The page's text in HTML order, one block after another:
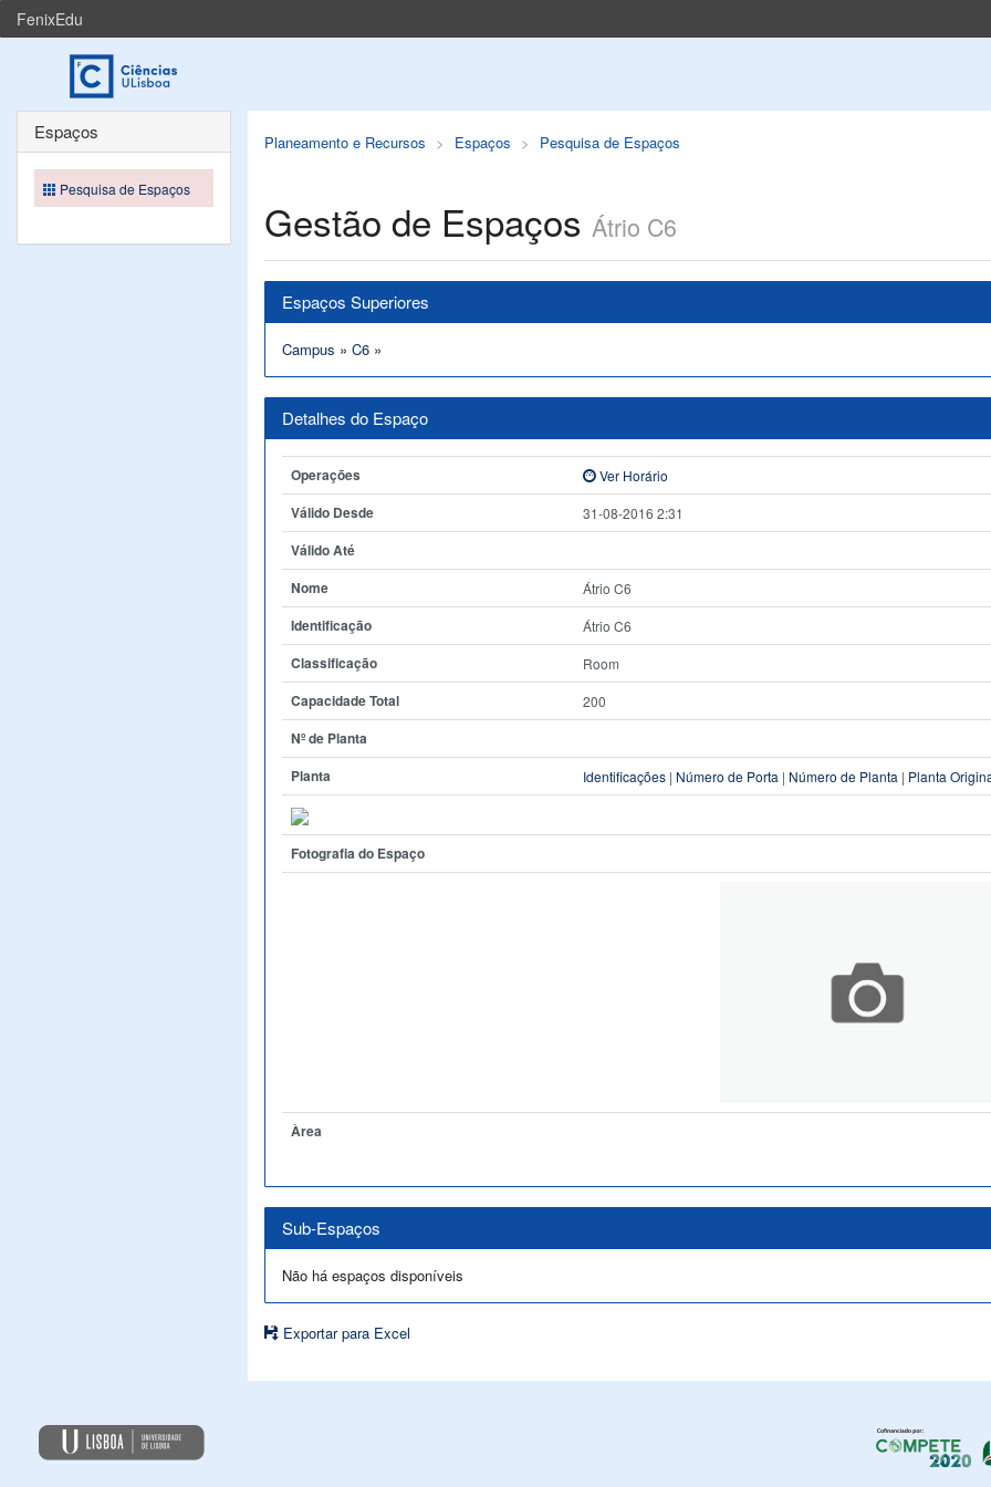
FenixEdu
Planeamento e Recursos Espaços Pesquisa de Espaços
Gestão de Espaços Átrio C6
Espaços Superiores
Campus » C6 »
Detalhes do Espaço
Operações Ver Horário
Válido Desde 31-08-2016 2:31
Válido Até
Nome
Átrio C6
Identificação Átrio C6
Classificação Room
Capacidade Total 200
Nº de Planta
Planta
Identificações | Número de Porta | Número de Planta | Planta
Fotografia do Espaço
Àrea
Sub-Espaços
Não há espaços disponíveis
Exportar para Excel
Espaços
Pesquisa de Espaços